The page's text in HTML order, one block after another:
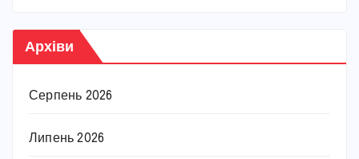
Архіви
Серпень 2026
Липень 2026